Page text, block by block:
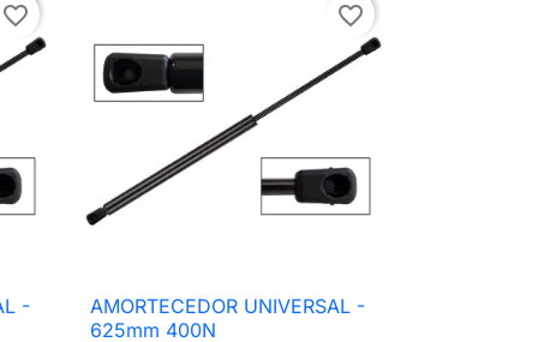
favorite_border
-
favorite_border
 Vista rápida
AMORTECEDOR UNIVERSAL -
625mm 400N